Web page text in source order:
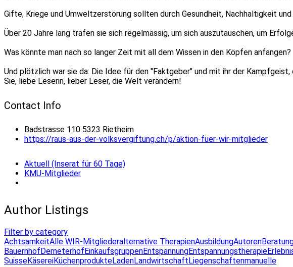
Gifte, Kriege und Umweltzerstörung sollten durch Gesundheit, Nachhaltigkeit
Über 20 Jahre lang trafen sie sich regelmässig, um sich auszutauschen, um
Was könnte man nach so langer Zeit mit all dem Wissen in den Köpfen anfangen?
Und plötzlich war sie da: Die Idee für den "Faktgeber" und mit ihr der
Sie, liebe Leserin, lieber Leser, die Welt verändern!
Contact Info
Badstrasse 110 5323 Rietheim
https://raus-aus-der-volksvergiftung.ch/p/aktion-fuer-wir-mitglieder
Aktuell (Inserat für 60 Tage)
KMU-Mitglieder
Author Listings
Filter by category
AchtsamkeitAlle WIR-Mitgliederalternative TherapienAusbildungAutoren
BauernhofDemeterhofEinkaufsgruppenEntspannungEntspannungstherapie
SuisseKäsereiKüchenprodukteLadenLandwirtschaftLiegenschaftenmanuelle